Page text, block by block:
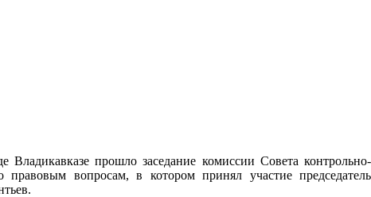
прошло заседание комиссии Совета контрольно-
вопросам, в котором принял участие председатель